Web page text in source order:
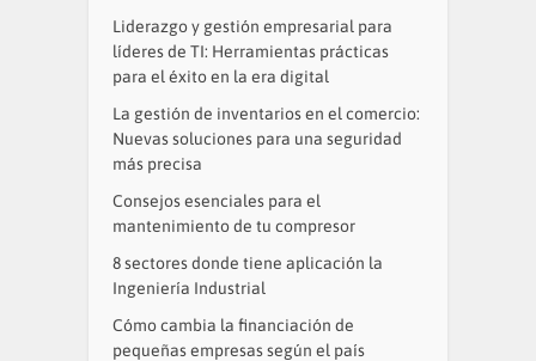
Liderazgo y gestión empresarial para
líderes de TI: Herramientas prácticas
para el éxito en la era digital
La gestión de inventarios en el comercio:
Nuevas soluciones para una seguridad
más precisa
Consejos esenciales para el
mantenimiento de tu compresor
8 sectores donde tiene aplicación la
Ingeniería Industrial
Cómo cambia la financiación de
pequeñas empresas según el país